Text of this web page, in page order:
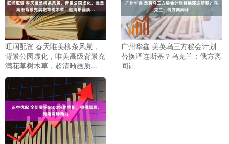
旺润配资 春天唯美柳条风景，
背景公园虚化，唯美高级背景充
满花草树木草，超清晰画质...
广州华鑫 美英乌三方秘会计划
替换泽连斯基？乌克兰：俄方离
间计